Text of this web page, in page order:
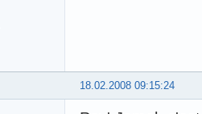
18.02.2008 09:15:24